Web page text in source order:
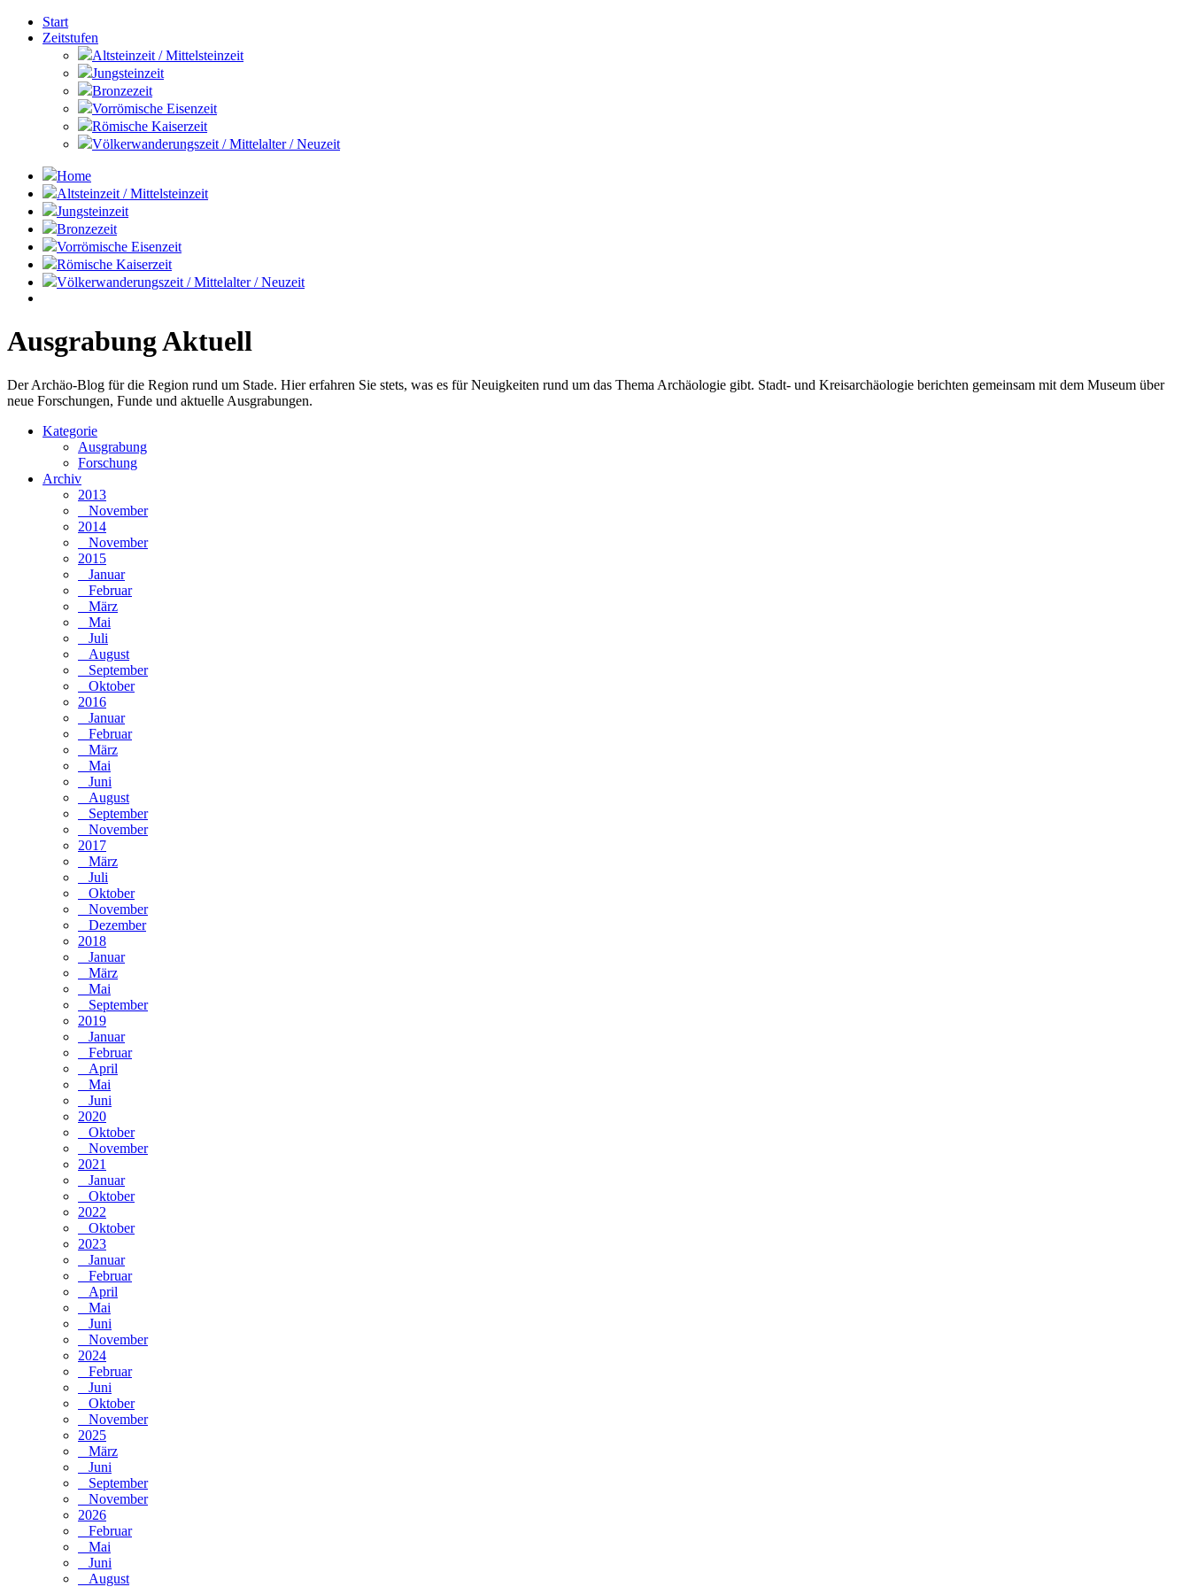
Start
Zeitstufen
Altsteinzeit / Mittelsteinzeit
Jungsteinzeit
Bronzezeit
Vorrömische Eisenzeit
Römische Kaiserzeit
Völkerwanderungszeit / Mittelalter / Neuzeit
Home
Altsteinzeit / Mittelsteinzeit
Jungsteinzeit
Bronzezeit
Vorrömische Eisenzeit
Römische Kaiserzeit
Völkerwanderungszeit / Mittelalter / Neuzeit
Ausgrabung Aktuell
Der Archäo-Blog für die Region rund um Stade. Hier erfahren Sie stets, was es für Neuigkeiten rund um das Thema Archäologie gibt. Stadt- und Kreisarchäologie berichten gemeinsam mit dem Museum über
neue Forschungen, Funde und aktuelle Ausgrabungen.
Kategorie
Ausgrabung
Forschung
Archiv
2013
November
2014
November
2015
Januar
Februar
März
Mai
Juli
August
September
Oktober
2016
Januar
Februar
März
Mai
Juni
August
September
November
2017
März
Juli
Oktober
November
Dezember
2018
Januar
März
Mai
September
2019
Januar
Februar
April
Mai
Juni
2020
Oktober
November
2021
Januar
Oktober
2022
Oktober
2023
Januar
Februar
April
Mai
Juni
November
2024
Februar
Juni
Oktober
November
2025
März
Juni
September
November
2026
Februar
Mai
Juni
August